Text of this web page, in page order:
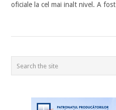
oficiale la cel mai inalt nivel. A fost
POSTS
NAVIGATION